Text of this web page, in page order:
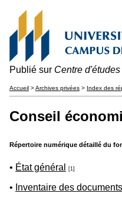
Publié sur Centre
Accueil >Archives privées > Index des
Conseil
Répertoire numérique détaillé du
• État général [1]
• Inventaire des documents